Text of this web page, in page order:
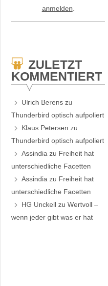
anmelden
ZULETZT
KOMMENTIERT
Ulrich Berens zu
Thunderbird optisch aufpoliert
Klaus Petersen zu
Thunderbird optisch aufpoliert
Assindia zu Freiheit hat
unterschiedliche Facetten
Assindia zu Freiheit hat
unterschiedliche Facetten
HG Unckell zuWertvoll –
wenn jeder gibt was er hat